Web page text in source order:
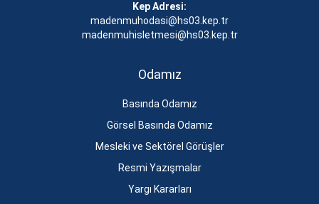
Kep Adresi:
madenmuhodasi@hs03.kep.tr
madenmuhisletmesi@hs03.kep.tr
Odamız
Basında Odamız
Görsel Basında Odamız
Mesleki ve Sektörel Görüşler
Resmi Yazışmalar
Yargı Kararları